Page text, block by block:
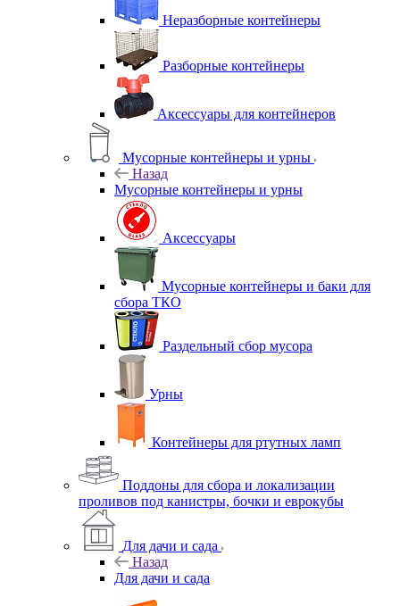
Неразборные контейнеры
Разборные контейнеры
Аксессуары для контейнеров
Мусорные контейнеры и урны
Назад
Мусорные контейнеры и урны
Аксессуары
Мусорные контейнеры и баки для
сбора ТКО
Раздельный сбор мусора
Урны
Контейнеры для ртутных ламп
Поддоны для сбора и локализации
проливов под канистры, бочки и еврокубы
Для дачи и сада
Назад
Для дачи и сада